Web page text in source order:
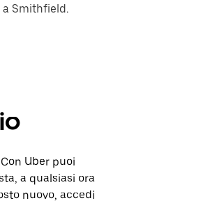
a Smithfield.
Uber puoi
a qualsiasi ora
nuovo, accedi